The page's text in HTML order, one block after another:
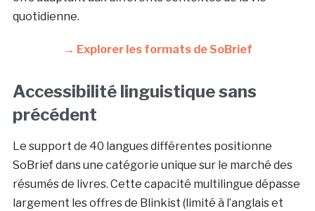
quotidienne.
→ Explorer les formats de SoBrief
Accessibilité linguistique sans
précédent
Le support de 40 langues différentes positionne
SoBrief dans une catégorie unique sur le marché des
résumés de livres. Cette capacité multilingue dépasse
largement les offres de Blinkist (limité à l’anglais et